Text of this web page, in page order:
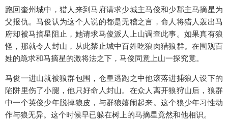
跑回奎州城中，猎人来到马府请求少城主马俊和少郡主马摘星为
父报仇。马俊认为这个人说的都是无稽之言，命人将猎人轰出马
府却被马摘星阻止，她请求马俊派人上山调查此事。如果真有狼
怪，那就令人封山，从此禁止城中百姓吃狼肉猎狼群。在围观百
姓的跪求和马摘星的激将法之下，马俊同意上山一探究竟。
马俊一进山就被狼群包围，仓皇逃跑之中他滚落进捕狼人设下的
陷阱里伤了小腿，他只好命人封山。在众人离开狼狩山后，狼群
中一个英俊少年脱掉狼皮，与群狼嬉闹起来。这个狼少年习性动
作与狼无异。这个时候早已躲在树上的马摘星竟然和他相识。